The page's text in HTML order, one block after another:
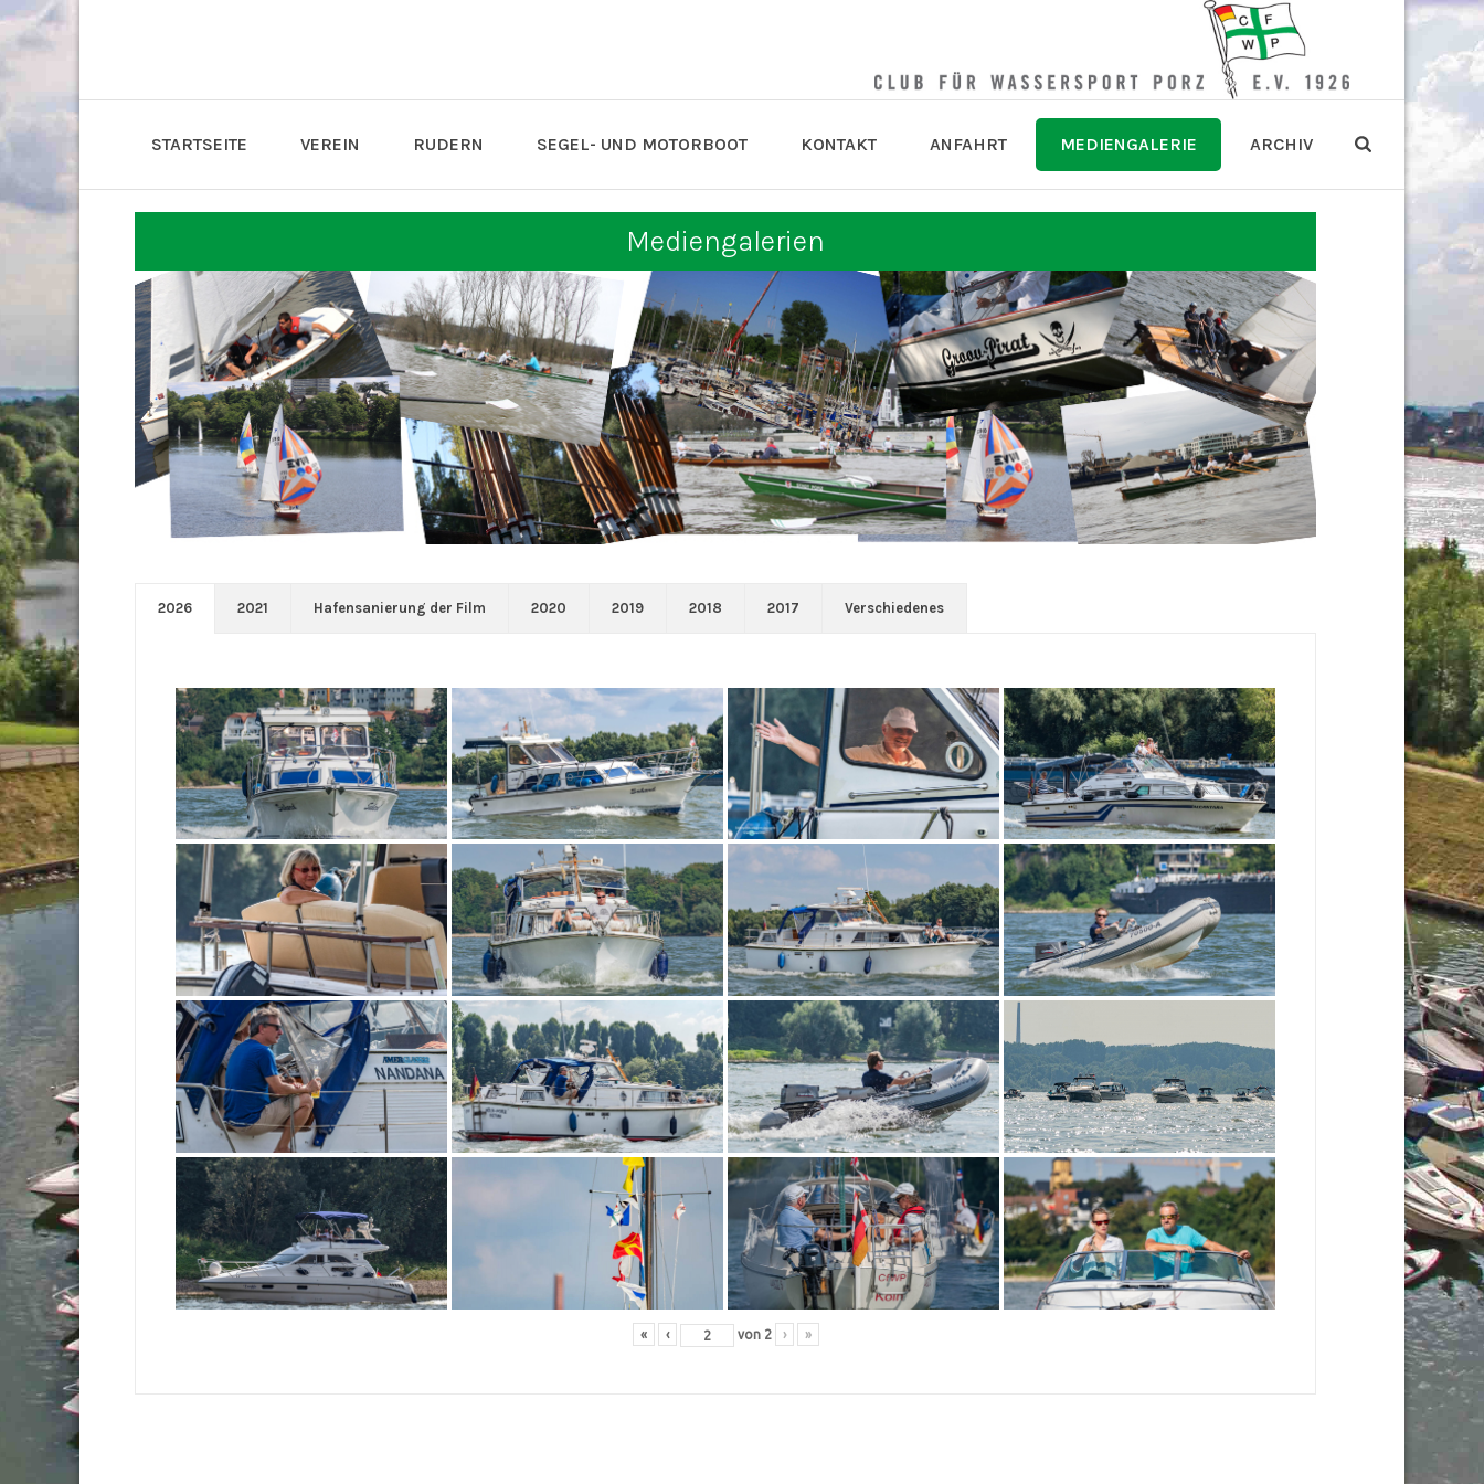
STARTSEITE VEREIN RUDERN SEGEL- UND MOTORBOOT KONTAKT ANFAHRT MEDIENGALERIE ARCHIV
Mediengalerien
2026 2021 Hafensanierung der Film 2020 2019 2018 2017 Verschiedenes
« ‹ von 2 › »